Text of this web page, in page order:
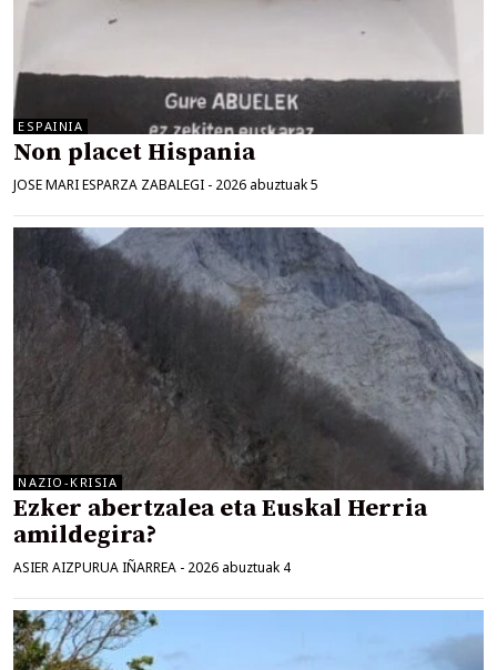
ESPAINIA
Non placet Hispania
JOSE MARI ESPARZA ZABALEGI - 2026 abuztuak 5
NAZIO-KRISIA
Ezker abertzalea eta Euskal Herria
amildegira?
ASIER AIZPURUA IÑARREA - 2026 abuztuak 4